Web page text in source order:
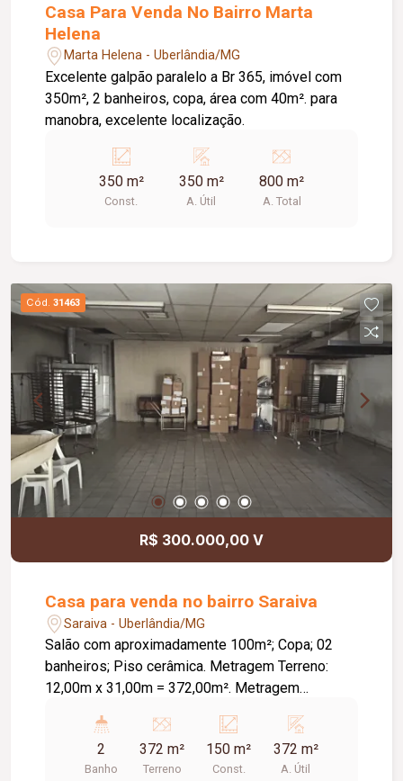
Casa Para Venda No Bairro Marta
Helena
Marta Helena - Uberlândia/MG
Excelente galpão paralelo a Br 365, imóvel com
350m², 2 banheiros, copa, área com 40m². para
manobra, excelente localização.
350 m²
Const.
350 m²
A. Útil
800 m²
A. Total
Cód. 31463
R$ 300.000,00 V
Casa para venda no bairro Saraiva
Saraiva - Uberlândia/MG
Salão com aproximadamente 100m²; Copa; 02
banheiros; Piso cerâmica. Metragem Terreno:
12,00m x 31,00m = 372,00m². Metragem
2
Banho
372 m²
Terreno
150 m²
Const.
372 m²
A. Útil